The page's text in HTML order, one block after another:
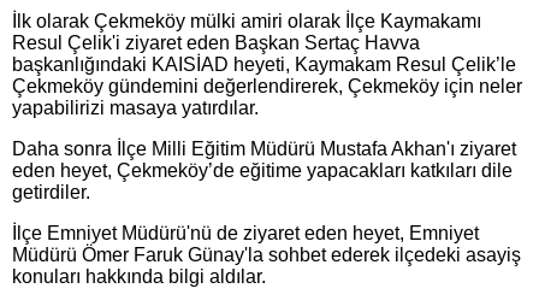
İlk olarak Çekmeköy mülki amiri olarak İlçe Kaymakamı
Resul Çelik'i ziyaret eden Başkan Sertaç Havva
başkanlığındaki KAISİAD heyeti, Kaymakam Resul Çelik’le
Çekmeköy gündemini değerlendirerek, Çekmeköy için neler
yapabilirizi masaya yatırdılar.
Daha sonra İlçe Milli Eğitim Müdürü Mustafa Akhan'ı ziyaret
eden heyet, Çekmeköy’de eğitime yapacakları katkıları dile
getirdiler.
İlçe Emniyet Müdürü'nü de ziyaret eden heyet, Emniyet
Müdürü Ömer Faruk Günay'la sohbet ederek ilçedeki asayiş
konuları hakkında bilgi aldılar.